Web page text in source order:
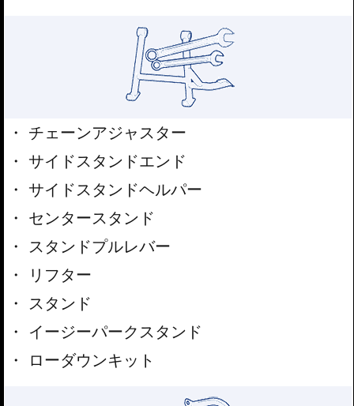
チェーンアジャスター
サイドスタンドエンド
サイドスタンドヘルパー
センタースタンド
スタンドプルレバー
リフター
スタンド
イージーパークスタンド
ローダウンキット